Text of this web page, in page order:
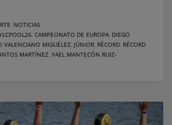
NOTICIAS
CAMPEONATO DE EUROPA DIEGO
VALENCIANO MIGUÉLEZ JÚNIOR RÉCORD RÉCORD
MARTÍNEZ YAEL MANTECÓN RUIZ-